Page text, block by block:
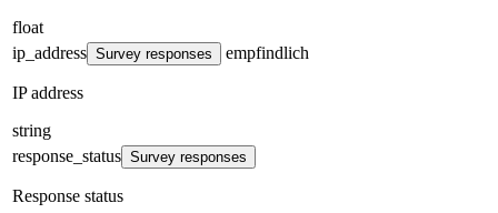
float
ip_address Survey responses empfindlich
IP address
string
response_status Survey responses
Response status